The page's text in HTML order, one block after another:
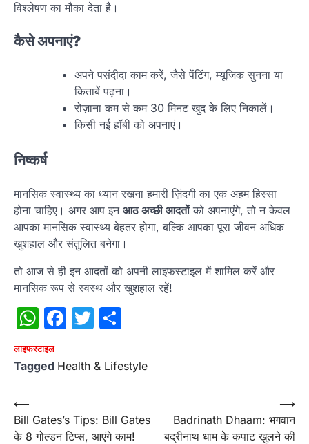
विश्लेषण का मौका देता है।
कैसे अपनाएं?
अपने पसंदीदा काम करें, जैसे पेंटिंग, म्यूजिक सुनना या
किताबें पढ़ना।
रोज़ाना कम से कम 30 मिनट खुद के लिए निकालें।
किसी नई हॉबी को अपनाएं।
निष्कर्ष
मानसिक स्वास्थ्य का ध्यान रखना हमारी ज़िंदगी का एक अहम हिस्सा
होना चाहिए। अगर आप इन आठ अच्छी आदतोंको अपनाएंगे, तो न केवल
आपका मानसिक स्वास्थ्य बेहतर होगा, बल्कि आपका पूरा जीवन अधिक
खुशहाल और संतुलित बनेगा।
तो आज से ही इन आदतों को अपनी लाइफस्टाइल में शामिल करें और
मानसिक रूप से स्वस्थ और खुशहाल रहें!
WhatsApp
Facebook
Twitter
लाइफस्टाइल
Tagged Health & Lifestyle
Post
navigation
⟵
Bill Gates’s Tips: Bill Gates
के 8 गोल्डन टिप्स, आएंगे काम!
Badrinath Dhaam: भगवान
बद्रीनाथ धाम के कपाट खुलने की
⟶